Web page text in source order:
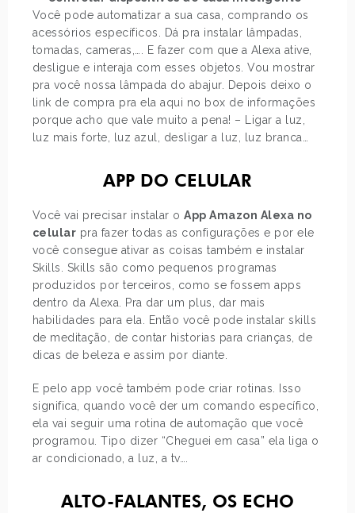
Você pode automatizar a sua casa, comprando os
acessórios específicos. Dá pra instalar lâmpadas,
tomadas, cameras,…. E fazer com que a Alexa ative,
desligue e interaja com esses objetos. Vou mostrar
pra você nossa lâmpada do abajur. Depois deixo o
link de compra pra ela aqui no box de informações
porque acho que vale muito a pena! – Ligar a luz,
luz mais forte, luz azul, desligar a luz, luz branca…
APP DO CELULAR
Você vai precisar instalar oApp Amazon Alexa no
celular pra fazer todas as configurações e por ele
você consegue ativar as coisas também e instalar
Skills. Skills são como pequenos programas
produzidos por terceiros, como se fossem apps
dentro da Alexa. Pra dar um plus, dar mais
habilidades para ela. Então você pode instalar skills
de meditação, de contar historias para crianças, de
dicas de beleza e assim por diante.
E pelo app você também pode criar rotinas. Isso
significa, quando você der um comando específico,
ela vai seguir uma rotina de automação que você
programou. Tipo dizer “Cheguei em casa” ela liga o
ar condicionado, a luz, a tv….
ALTO-FALANTES, OS ECHO